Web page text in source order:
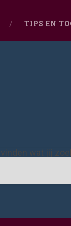
TIPS EN
wat jij